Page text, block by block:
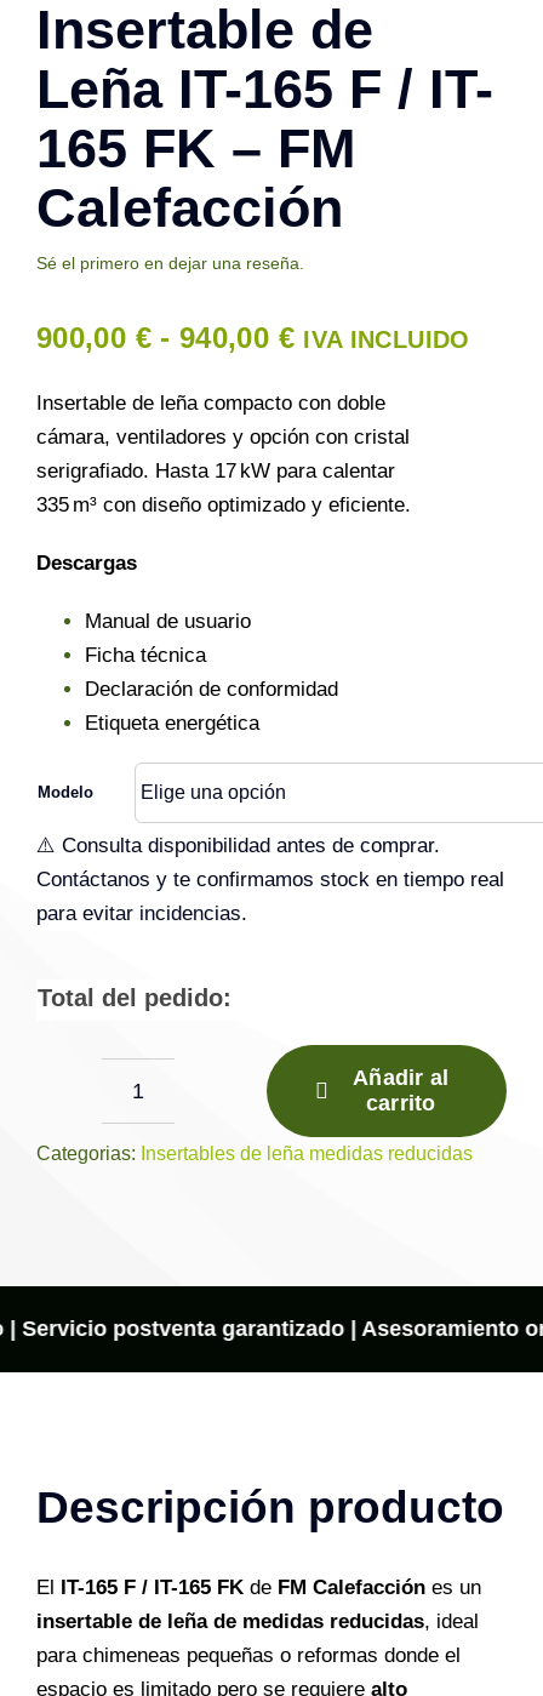
Contacto
Insertable de
Leña IT-165 F / IT-
165 FK – FM
Calefacción
Sé el primero en dejar una reseña.
900,00 € - 940,00 €Rango
precios:
desde
IVA INCLUIDO
Insertable de leña compacto con doble
cámara, ventiladores y opción con cristal
serigrafiado. Hasta 17 kW para calentar
335 m³ con diseño optimizado y eficiente.
Descargas
Manual de usuario
Ficha técnica
Declaración de conformidad
Etiqueta energética
Modelo
⚠️ Consulta disponibilidad antes de comprar.
Contáctanos y te confirmamos stock en tiempo real
para evitar incidencias.
Total del pedido:
de
F
/
FM
cantidad
Añadir al
carrito
Categorias: Insertables de leña medidas reducidas
postventa garantizado | Asesoramiento
Descripción producto
El IT-165 F / IT-165 FKde FM Calefacciónes un
insertable de leña de medidas reducidas, ideal
para chimeneas pequeñas o reformas donde el
espacio es limitado pero se requiere alto